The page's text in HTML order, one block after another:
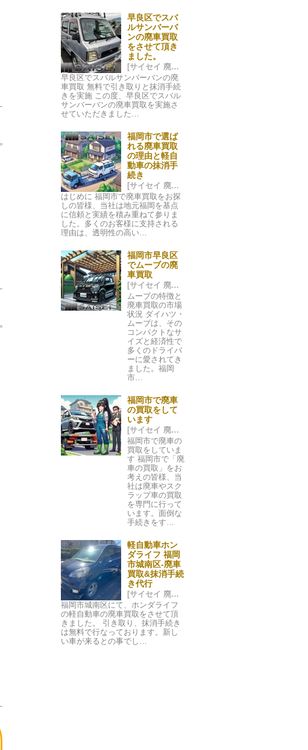
早良区でスバ
ルサンバーバ
ンの廃車買取
をさせて頂き
ました。
[サイセイ 廃車ネット 福岡市] 2024/06/27 00:41
早良区でスバルサンバーバンの廃
車買取 無料で引き取りと抹消手続
きを実施 この度、早良区でスバル
サンバーバンの廃車買取を実施さ
せていただきました…
福岡市で選ば
れる廃車買取
の理由と軽自
動車の抹消手
続き
[サイセイ 廃車ネット 福岡市] 2024/06/24 21:59
はじめに 福岡市で廃車買取をお探
しの皆様、当社は地元福岡を基点
に信頼と実績を積み重ねて参りま
した。多くのお客様に支持される
理由は、透明性の高い…
福岡市早良区
でムーブの廃
車買取
[サイセイ 廃車ネット 福岡市] 2024/05/20 05:52
ムーブの特徴と
廃車買取の市場
状況 ダイハツ・
ムーブは、その
コンパクトなサ
イズと経済性で
多くのドライバ
ーに愛されてき
ました。福岡
市…
福岡市で廃車
の買取をして
います
[サイセイ 廃車ネット 福岡市] 2024/05/16 00:44
福岡市で廃車の
買取をしていま
す 福岡市で「廃
車の買取」をお
考えの皆様、当
社は廃車やスク
ラップ車の買取
を専門に行って
います。面倒な
手続きをす…
軽自動車ホン
ダライフ 福岡
市城南区-廃車
買取&抹消手続
き代行
[サイセイ 廃車ネット 福岡市] 2023/11/07 02:01
福岡市城南区にて、ホンダライフ
の軽自動車の廃車買取をさせて頂
きました。 引き取り、抹消手続き
は無料で行なっております。新し
い車が来るとの事でし…